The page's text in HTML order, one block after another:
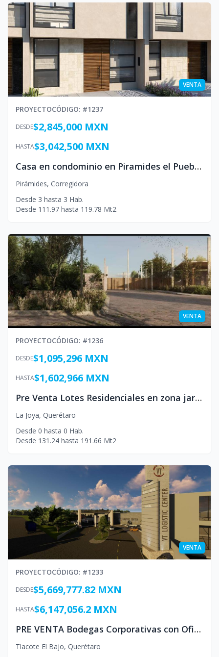
VENTA
PROYECTOCÓDIGO: #1237
DESDE$2,845,000 MXN
HASTA$3,042,500 MXN
Casa en condominio en Piramides el Pueblito Corregidora Mexico
Pirámides, Corregidora
Desde 3 hasta 3 Hab.
Desde 111.97 hasta 119.78 Mt2
VENTA
PROYECTOCÓDIGO: #1236
DESDE$1,095,296 MXN
HASTA$1,602,966 MXN
Pre Venta Lotes Residenciales en zona jardines de la Hacienda
La Joya, Querétaro
Desde 0 hasta 0 Hab.
Desde 131.24 hasta 191.66 Mt2
VENTA
PROYECTOCÓDIGO: #1233
DESDE$5,669,777.82 MXN
HASTA$6,147,056.2 MXN
PRE VENTA Bodegas Corporativas con Oficinas y zona de Carga
Tlacote El Bajo, Querétaro